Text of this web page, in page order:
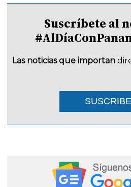
Suscríbete al
Las noticias que importan